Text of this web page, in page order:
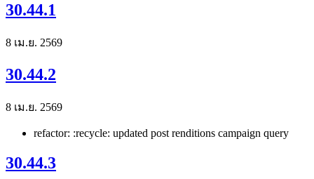
30.44.1
8 เม.ย. 2569
30.44.2
8 เม.ย. 2569
refactor: :recycle: updated post renditions campaign query
30.44.3